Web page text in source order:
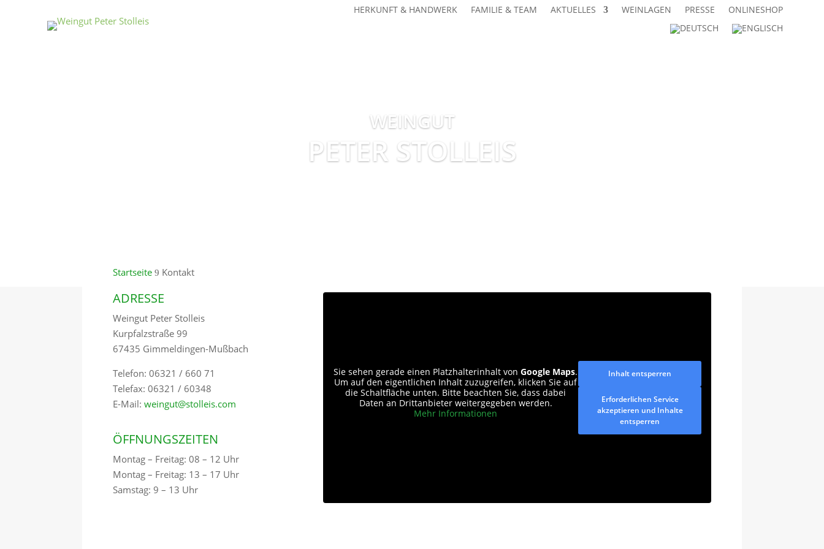
Kurpfalzstraße 99 | 67435 Gimmeldingen-Mußbach | Tel. 06321 / 660 71 |weingut@stolleis.com| |
HERKUNFT & HANDWERK FAMILIE & TEAM AKTUELLES WEINLAGEN PRESSE ONLINESHOP
WEINGUT
PETER STOLLEIS
Startseite 9 Kontakt
ADRESSE
Weingut Peter Stolleis
Kurpfalzstraße 99
67435 Gimmeldingen-Mußbach
Telefon: 06321 / 660 71
Telefax: 06321 / 60348
E-Mail:weingut@stolleis.com
ÖFFNUNGSZEITEN
Montag – Freitag: 08 – 12 Uhr
Montag – Freitag: 13 – 17 Uhr
Samstag: 9 – 13 Uhr
Sie sehen gerade einen Platzhalterinhalt vonGoogle Maps.
Um auf den eigentlichen Inhalt zuzugreifen, klicken Sie auf
die Schaltfläche unten. Bitte beachten Sie, dass dabei
Daten an Drittanbieter weitergegeben werden.
Mehr Informationen
Inhalt entsperren
Erforderlichen Service
akzeptieren und Inhalte
entsperren